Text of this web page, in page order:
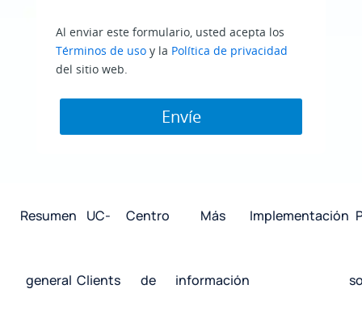
Al enviar este formulario, usted acepta los
Términos de usoy la Política de privacidad
del sitio web.
Resumen
general
UC-
Clients
Centro
de
Más
información
Implementación